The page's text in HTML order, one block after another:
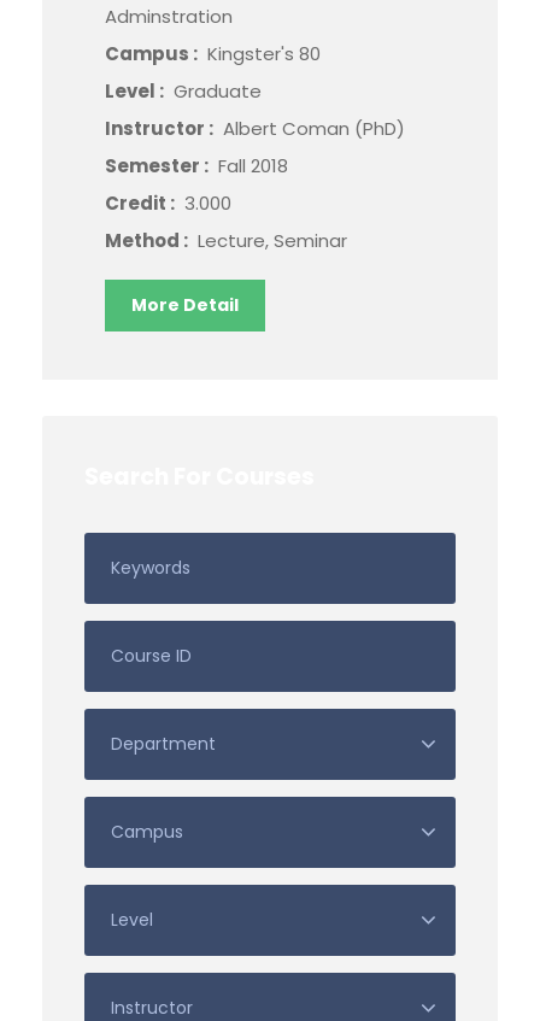
Adminstration
Campus : Kingster's 80
Level : Graduate
Instructor : Albert Coman (PhD)
Semester : Fall 2018
Credit : 3.000
Method : Lecture, Seminar
More Detail